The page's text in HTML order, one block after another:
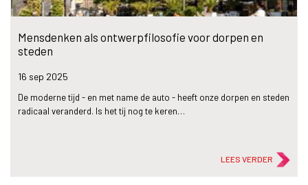
Mensdenken als ontwerpfilosofie voor dorpen en
steden
16 sep 2025
De moderne tijd - en met name de auto - heeft onze dorpen en steden
radicaal veranderd. Is het tij nog te keren…
LEES VERDER